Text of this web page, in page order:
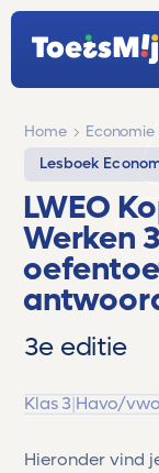
Home Economie
Lesboek
LWEO
Werken
3e editie
Klas 3|Havo/vwo
Hieronder vind